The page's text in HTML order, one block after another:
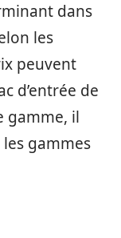
dans
les
peuvent
d’entrée de
gamme, il
gammes